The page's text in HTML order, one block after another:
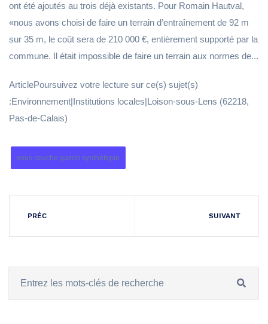
ont été ajoutés au trois déjà existants. Pour Romain Hautval,
«nous avons choisi de faire un terrain d’entraînement de 92 m
sur 35 m, le coût sera de 210 000 €, entièrement supporté par la
commune. Il était impossible de faire un terrain aux normes de...
ArticlePoursuivez votre lecture sur ce(s) sujet(s)
:Environnement|Institutions locales|Loison-sous-Lens (62218,
Pas-de-Calais)
sous couche gazon synthétique
PRÉC SUIVANT